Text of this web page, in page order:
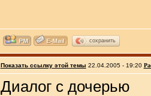
сохранить
Показать ссылку этой темы 22.04.2005 - 19:20
Диалог с дочерью